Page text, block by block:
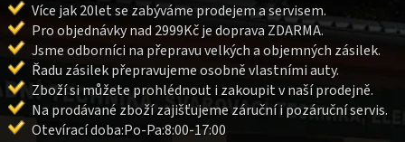
Více jak 20let se zabýváme prodejem a servisem.
Pro objednávky nad 2999Kč je doprava ZDARMA.
Jsme odborníci na přepravu velkých a objemných zásilek.
Řadu zásilek přepravujeme osobně vlastními auty.
Zboží si můžete prohlédnout i zakoupit v naší prodejně.
Na prodávané zboží zajišťujeme záruční i pozáruční servis.
Otevírací doba:Po-Pa:8:00-17:00